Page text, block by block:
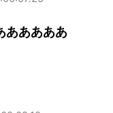
あああああ